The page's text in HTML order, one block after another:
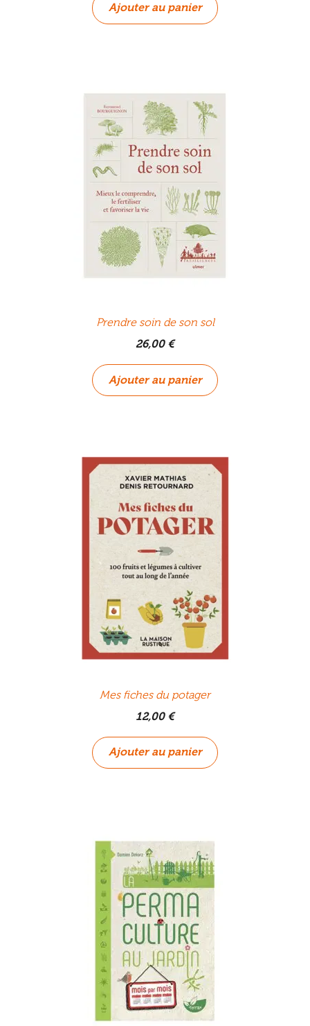
Ajouter au panier
Prendre soin de son sol
26,00 €
Ajouter au panier
Mes fiches du potager
12,00 €
Ajouter au panier